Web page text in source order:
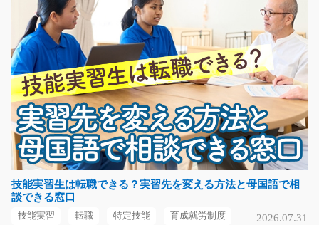
生活のサポートから…
長期（3ヶ月以上）
時給1,350円
大阪府茨木市
気になる
入庫作業員/g01_02269
NEW 急募
＼資格を活かして午前中だけの短時間勤務／ 電磁鉄心を
取り扱う企業での入…
技能実習生は転職できる？実習先を変える方法と母国語で相
談できる窓口
技能実習 転職 特定技能 育成就労制度 2026.07.31